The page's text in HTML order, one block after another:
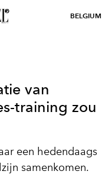
BELGIUM
van
training zou
een hedendaags
samenkomen.